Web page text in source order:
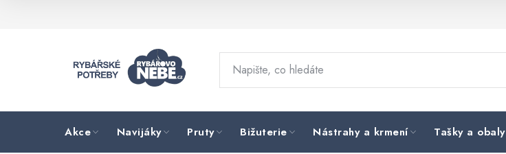
Akce Navijáky Pruty Bižuterie Nástrahy a krmení Tašky a obaly